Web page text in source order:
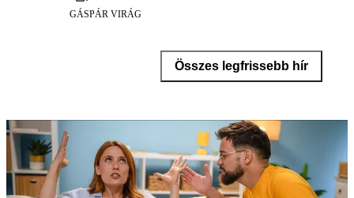
GÁSPÁR VIRÁG
Összes legfrissebb hír